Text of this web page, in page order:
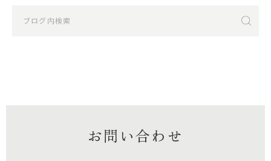
お問い合わせ